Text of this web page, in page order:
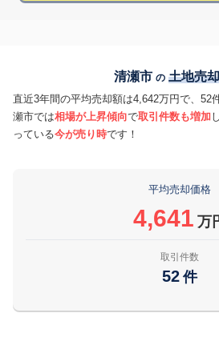
清瀬市 の 土地売
直近3年間の平均売却額は4,642万円で、52
瀬市では相場が上昇傾向で取引件数も増加
っている今が売り時です！
平均売却価格
4,641 万
取引件数
52 件